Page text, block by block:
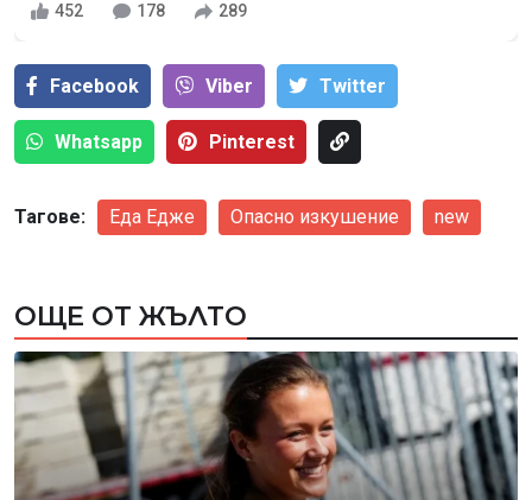
452 178 289
Facebook Viber Тwitter
Whatsapp Pinterest
Тагове: Еда Едже Опасно изкушение new
ОЩЕ ОТ ЖЪЛТО